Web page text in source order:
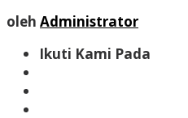
oleh Administrator
Ikuti Kami Pada